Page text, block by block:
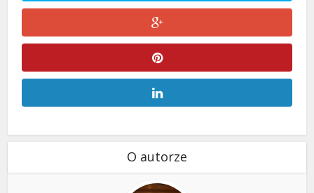
O autorze